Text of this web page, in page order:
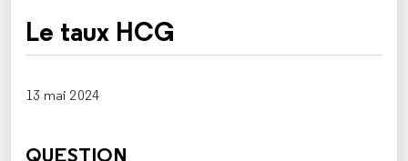
Le taux HCG
13 mai 2024
QUESTION